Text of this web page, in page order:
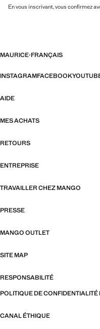
En vous inscrivant, vous confirmez
MAURICE·FRANÇAIS
INSTAGRAMFACEBOOK
AIDE
MES ACHATS
RETOURS
ENTREPRISE
TRAVAILLER CHEZ MANGO
PRESSE
MANGO OUTLET
SITE MAP
RESPONSABILITÉ
POLITIQUE DE CONFIDENTIALITÉ
CANAL ÉTHIQUE